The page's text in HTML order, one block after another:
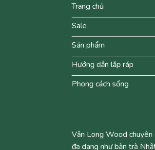
Trang chủ
Sale
Sản phẩm
Hướng dẫn lắp ráp
Phong cách sống
Vân Long Wood chuyên
đa dạng như bàn trà